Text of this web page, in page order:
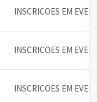
INSCRICOES EM
INSCRICOES EM
INSCRICOES EM